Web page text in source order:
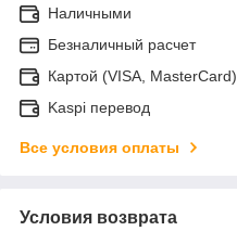
Наличными
Безналичный расчет
Картой (VISA, MasterCard)
Kaspi перевод
Все условия оплаты
Условия возврата